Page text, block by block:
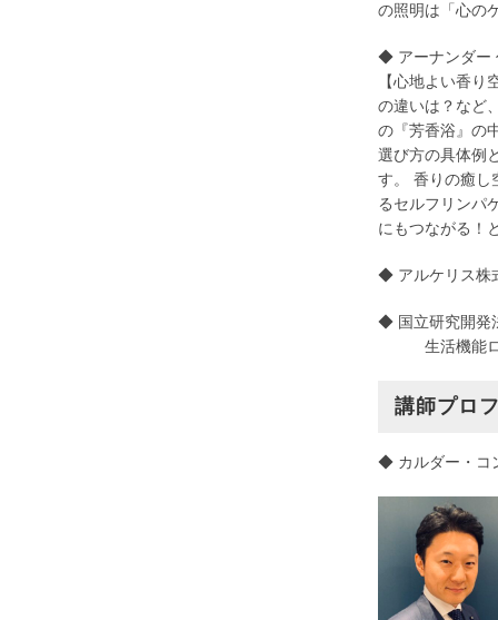
の照明は「心の
◆ アーナンダー
【心地よい香
の違いは？など
の『芳香浴』の
選び方の具体例
す。 香りの癒し
るセルフリンパ
にもつながる！
◆ アルケリス株
◆ 国立研究開発
生活機能ロボ
講師プロ
◆ カルダー・コ